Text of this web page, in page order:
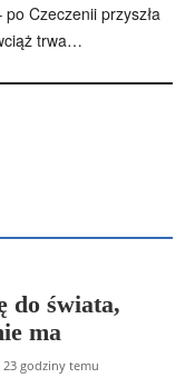
Czeczenii przyszła
trwa…
do świata,
ma
23 godziny temu